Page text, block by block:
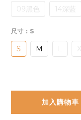
09黑色 14深藍
尺寸 : S
S M L
加入購物車